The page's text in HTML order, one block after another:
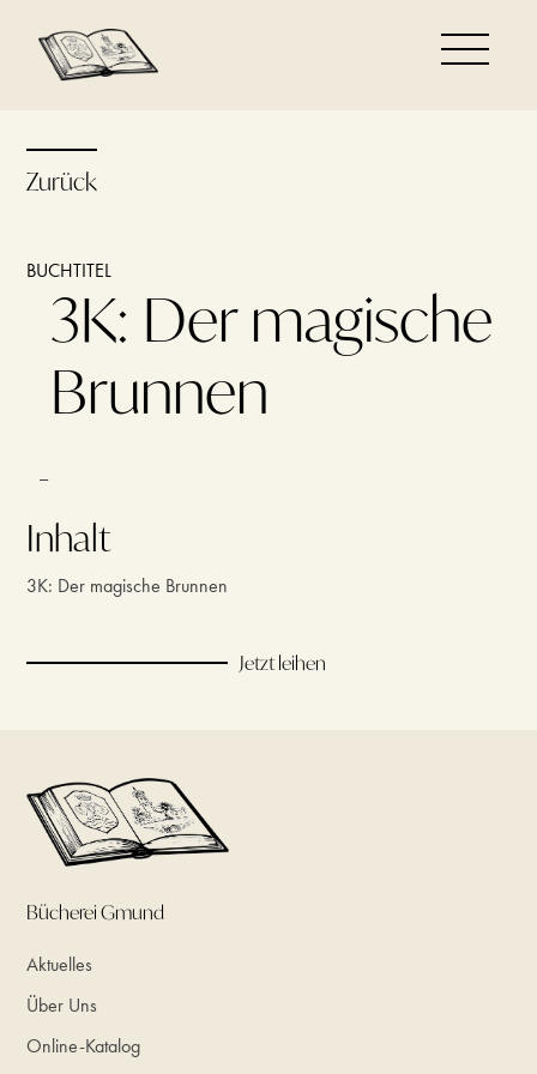
Zurück
BUCHTITEL
3K: Der magische
Brunnen
–
Inhalt
3K: Der magische Brunnen
Jetzt leihen
Bücherei Gmund
Aktuelles
Über Uns
Online-Katalog